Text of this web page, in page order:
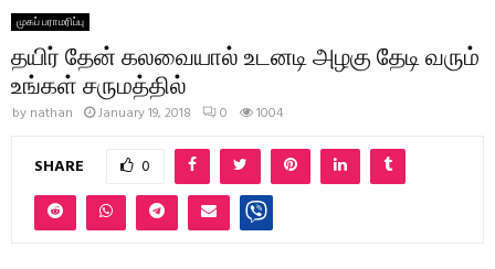
முகப் பராமரிப்பு
தயிர் தேன் கலவையால் உடனடி அழகு தேடி வரும்
உங்கள் சருமத்தில்
by nathan January 19, 2018 0 1004
SHARE 0